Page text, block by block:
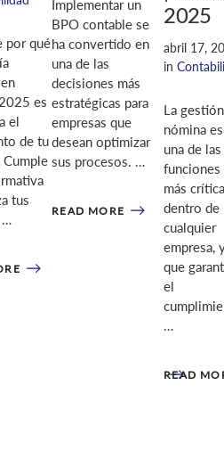
por qué
es
el
de tu
Cumple
tus
…
Implementar un
BPO contable se
ha convertido en
una de las
decisiones más
estratégicas para
empresas que
desean optimizar
sus procesos. …
READ MORE
2025
abril 17,
in
La
nómina es
una de las
funciones
más
dentro de
cualquier
empresa,
que
el
READ